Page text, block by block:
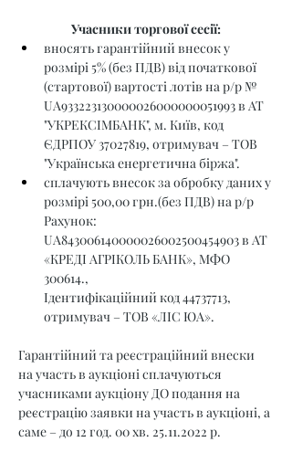
Учасники торгової сесії:
вносять гарантійний внесок у
розмірі 5% (без ПДВ) від початкової
(стартової) вартості лотів на р/р №
UA933223130000026000000051993 в АТ
"УКРЕКСІМБАНК", м. Київ, код
ЄДРПОУ 37027819, отримувач – ТОВ
"Українська енергетична біржа".
сплачують внесок за обробку даних у
розмірі 500,00 грн.(без ПДВ) на р/р
Рахунок:
UA843006140000026002500454903 в АТ
«КРЕДІ АГРІКОЛЬ БАНК», МФО
300614.,
Ідентифікаційний код 44737713,
отримувач – ТОВ «ЛІС ЮА».
Гарантійний та реєстраційний внески
на участь в аукціоні сплачуються
учасниками аукціону ДО подання на
реєстрацію заявки на участь в аукціоні, а
саме – до 12 год. 00 хв. 25.11.2022 р.